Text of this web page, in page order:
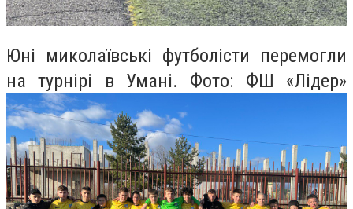
Юні миколаївські футболісти перемогли
на турнірі в Умані. Фото: ФШ «Лідер»